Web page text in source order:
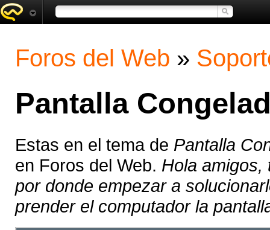
Foros del Web »
Pantalla
Estas en el tema de Pantalla
en Foros del Web. Hola amigos,
por donde empezar a
prender el computador la